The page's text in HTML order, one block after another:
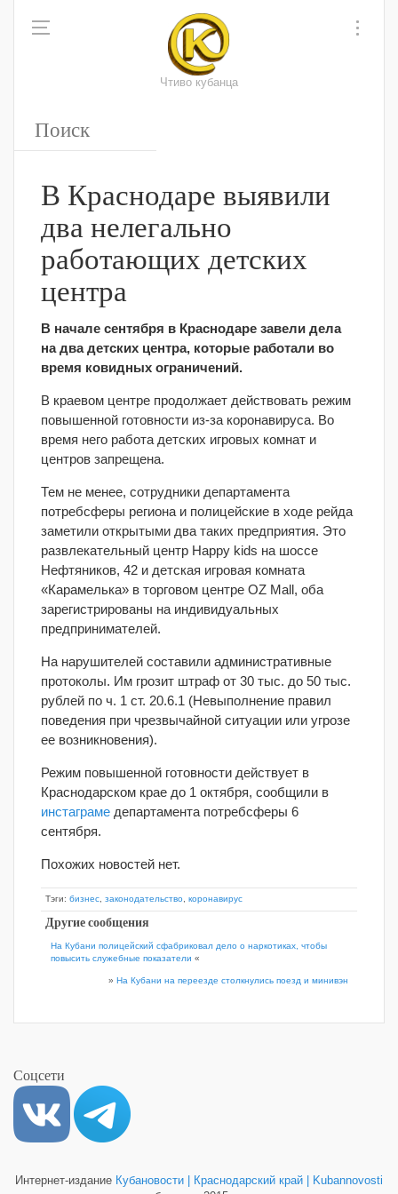
Чтиво кубанца
В Краснодаре выявили
два нелегально
работающих детских
центра
В начале сентября в Краснодаре завели дела
на два детских центра, которые работали во
время ковидных ограничений.
В краевом центре продолжает действовать режим
повышенной готовности из-за коронавируса. Во
время него работа детских игровых комнат и
центров запрещена.
Тем не менее, сотрудники департамента
потребсферы региона и полицейские в ходе рейда
заметили открытыми два таких предприятия. Это
развлекательный центр Happy kids на шоссе
Нефтяников, 42 и детская игровая комната
«Карамелька» в торговом центре OZ Mall, оба
зарегистрированы на индивидуальных
предпринимателей.
На нарушителей составили административные
протоколы. Им грозит штраф от 30 тыс. до 50 тыс.
рублей по ч. 1 ст. 20.6.1 (Невыполнение правил
поведения при чрезвычайной ситуации или угрозе
ее возникновения).
Режим повышенной готовности действует в
Краснодарском крае до 1 октября, сообщили в
инстаграме департамента потребсферы 6
сентября.
Похожих новостей нет.
Тэги: бизнес законодательство коронавирус
Другие сообщения
На Кубани полицейский сфабриковал дело о наркотиках, чтобы
повысить служебные показатели «
» На Кубани на переезде столкнулись поезд и минивэн
Соцсети
Интернет-издание Кубановости | Краснодарский край | Kubannovosti